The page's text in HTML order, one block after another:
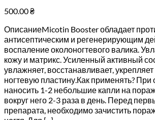
500.00₴
ОписаниеMicotin Booster обладает
антисептическим и регенерирующим
воспаление околоногтевого валика.
кожу и матрикс. Усиленный активный
увлажняет, восстанавливает,
ногтевую пластину.Как применять? При
наносить 1-2 небольшие капли на
вокруг него 2-3 раза в день. Перед
препарата, необходимо зачистить